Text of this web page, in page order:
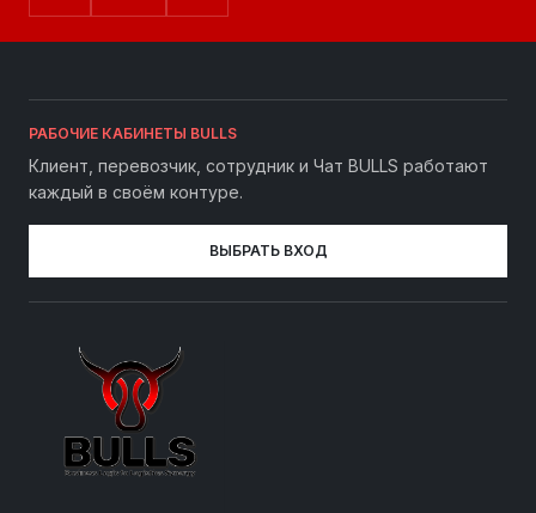
РАБОЧИЕ КАБИНЕТЫ BULLS
Клиент, перевозчик, сотрудник и Чат BULLS работают
каждый в своём контуре.
ВЫБРАТЬ ВХОД